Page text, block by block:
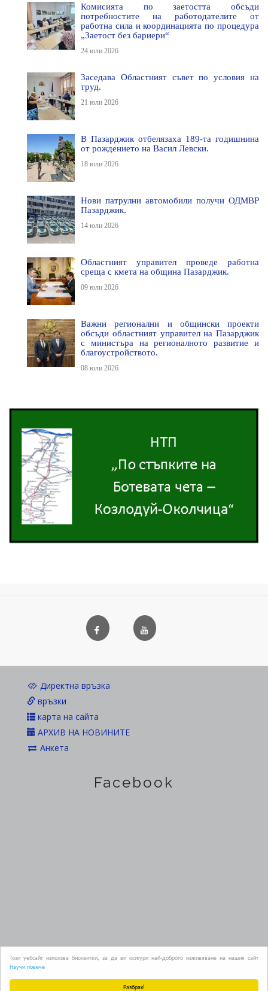
Разбрах!
Този уебсайт използва бисквитки, за да ви осигури най-доброто изживяване на нашия сайт
Научи повече
Комисията по заетостта обсъди
потребностите на работодателите от
работна сила и координацията по процедура
„Заетост без бариери“
24 юли 2026
Заседава Областният съвет по условия на
труд.
21 юли 2026
В Пазарджик отбелязаха 189-та годишнина
от рождението на Васил Левски.
18 юли 2026
Нови патрулни автомобили получи ОДМВР
Пазарджик.
14 юли 2026
Областният управител проведе работна
среща с кмета на община Пазарджик.
09 юли 2026
Важни регионални и общински проекти
обсъди областният управител на Пазарджик
с министъра на регионалното развитие и
благоустройството.
08 юли 2026
Директна връзка
връзки
карта на сайта
АРХИВ НА НОВИНИТЕ
Анкета
Facebook